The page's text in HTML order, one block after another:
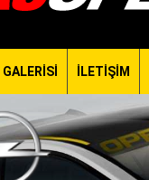
İLETİŞİM